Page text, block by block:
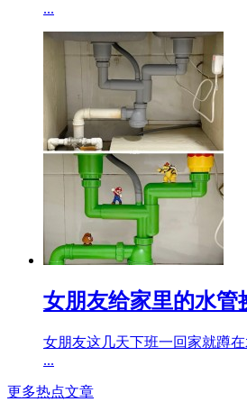
...
女朋友给家里的水管
女朋友这几天下班一回家就蹲
...
更多热点文章